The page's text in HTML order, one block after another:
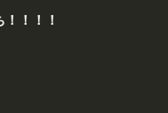
！！！